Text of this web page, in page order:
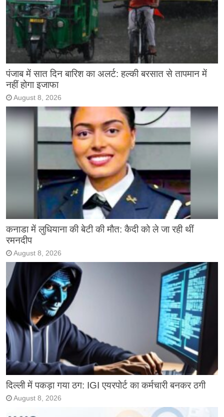
पंजाब में सात दिन बारिश का अलर्ट: हल्की बरसात से तापमान में
नहीं होगा इजाफा
August 8, 2026
कनाडा में लुधियाना की बेटी की माैत: कैदी को ले जा रही थीं
रमनदीप
August 8, 2026
दिल्ली में पकड़ा गया ठग: IGI एयरपोर्ट का कर्मचारी बनकर ठगी
August 8, 2026